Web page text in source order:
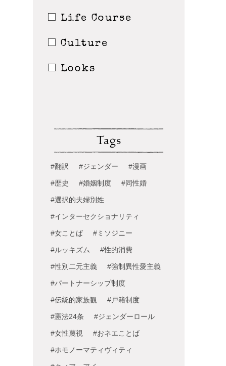
Life Course
Culture
Looks
Tags
#翻訳 #ジェンダー #漫画
#歴史 #婚姻制度 #同性婚
#選択的夫婦別姓
#インターセクショナリティ
#女ことば #ミソジニー
#ルッキズム #性的消費
#性別二元主義 #強制異性愛主義
#パートナーシップ制度
#伝統的家族観 #戸籍制度
#憲法24条 #ジェンダーロール
#女性蔑視 #おネエことば
#ホモノーマティヴィティ